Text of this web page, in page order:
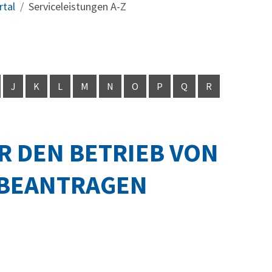
Serviceleistungen A-Z
J K L M N O P Q R
DEN BETRIEB VON